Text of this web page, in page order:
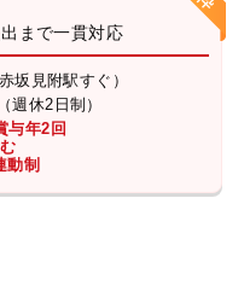
まで一貫対応
坂見附駅すぐ）
週休2日制）
与年2回
動制